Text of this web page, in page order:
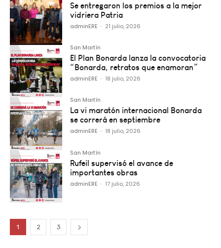
Se entregaron los premios a la mejor
vidriera Patria
adminERE - 21 julio, 2026
San Martín
El Plan Bonarda lanza la convocatoria
“Bonarda, retratos que enamoran”
adminERE - 18 julio, 2026
San Martín
La vi maratón internacional Bonarda
se correrá en septiembre
adminERE - 18 julio, 2026
San Martín
Rufeil supervisó el avance de
importantes obras
adminERE - 17 julio, 2026
1 2 3